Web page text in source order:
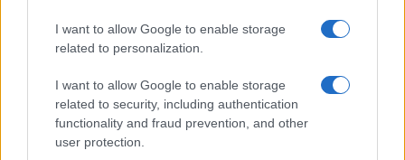
I want to allow Google to enable storage
related to personalization.
I want to allow Google to enable storage
related to security, including authentication
functionality and fraud prevention, and other
user protection.
NERD NEWS